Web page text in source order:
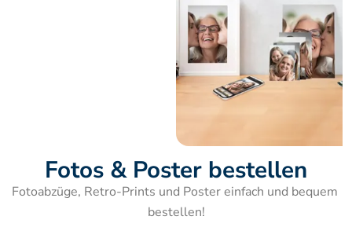
Fotos & Poster bestellen
Fotoabzüge, Retro-Prints und Poster einfach und bequem
bestellen!